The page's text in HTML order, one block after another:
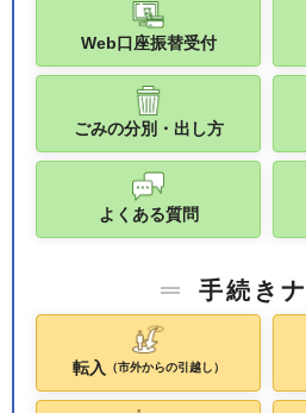
Web口座振替受付
ごみの分別・出し方
よくある質問
手続き
転入 （市外からの引越し）